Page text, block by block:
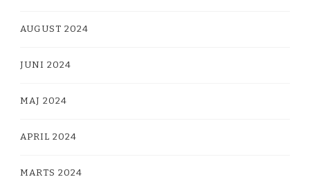
AUGUST 2024
JUNI 2024
MAJ 2024
APRIL 2024
MARTS 2024